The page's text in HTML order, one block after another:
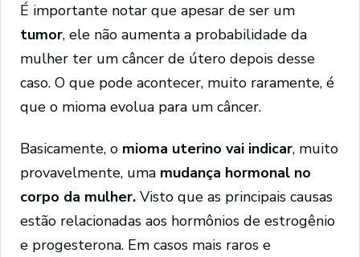
É importante notar que apesar de ser um
tumor, ele não aumenta a probabilidade da
mulher ter um câncer de útero depois desse
caso. O que pode acontecer, muito raramente, é
que o mioma evolua para um câncer.
Basicamente, o mioma uterino vai indicar, muito
provavelmente, uma mudança hormonal no
corpo da mulher. Visto que as principais causas
estão relacionadas aos hormônios de estrogênio
e progesterona. Em casos mais raros e